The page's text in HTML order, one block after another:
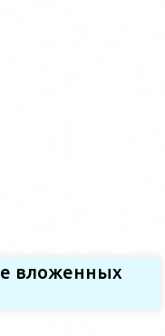
вложенных